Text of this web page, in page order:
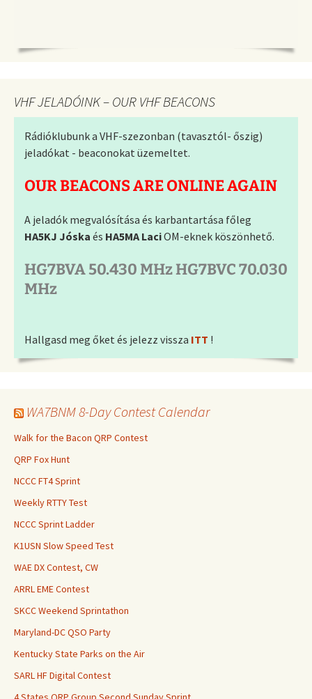
VHF JELADÓINK – OUR VHF BEACONS
Rádióklubunk a VHF-szezonban (tavasztól- őszig)
jeladókat - beaconokat üzemeltet.
OUR BEACONS ARE ONLINE AGAIN
A jeladók megvalósítása és karbantartása főleg
HA5KJ Jóska és HA5MA LaciOM-eknek köszönhető.
HG7BVA 50.430 MHz HG7BVC 70.030
MHz
Hallgasd meg őket és jelezz vissza ITT !
WA7BNM 8-Day Contest Calendar
Walk for the Bacon QRP Contest
QRP Fox Hunt
NCCC FT4 Sprint
Weekly RTTY Test
NCCC Sprint Ladder
K1USN Slow Speed Test
WAE DX Contest, CW
ARRL EME Contest
SKCC Weekend Sprintathon
Maryland-DC QSO Party
Kentucky State Parks on the Air
SARL HF Digital Contest